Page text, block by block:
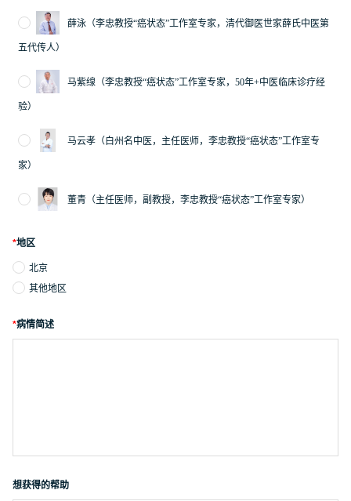
薛泳（李忠教授“癌状态”工作室专家，清代御医世家薛氏中医第
五代传人）
马紫缐（李忠教授“癌状态”工作室专家，50年+中医临床诊疗经
验）
马云孝（白州名中医，主任医师，李忠教授“癌状态”工作室专
家）
董青（主任医师，副教授，李忠教授“癌状态”工作室专家）
*地区
北京
其他地区
*病情简述
想获得的帮助